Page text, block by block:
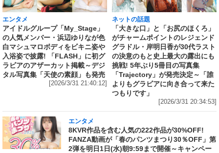
エンタメ
アイドルグループ「My_Stage」
の人気メンバー・浜辺ゆりなが色
白マシュマロボディをビキニ姿や
入浴姿で披露! 「FLASH」に初グ
ラビアのアザーカット掲載～デジ
タル写真集「天使の素顔」も発売
[2026/3/31 21:40:12]
ネットの話題
「大きな口」と「お尻のほくろ」
がチャームポイントのレジェンド
グラドル・岸明日香が30代ラスト
の決意のもと史上最大の露出にも
挑戦! 5年ぶり5冊目の写真集
「Trajectory」が発売決定～「誰
よりもグラビアに向き合って来た
つもりです」
[2026/3/31 20:34:53]
エンタメ
8KVR作品を含む人気の222作品が30%OFF!
FANZA動画が「春のパンツまつり30％OFF」第
2弾を明日1日(水)朝9:59まで開催～キャンペー